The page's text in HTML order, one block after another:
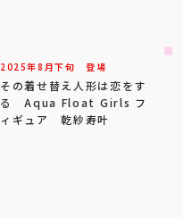
2025年8 月下旬 登場
その着せ替え人形は恋をす
る Aqua Float Girls フ
ィギュア 乾紗寿叶